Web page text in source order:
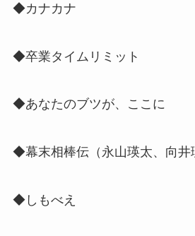
◆カナカナ
◆卒業タイムリミット
◆あなたのブツが、ここに
◆幕末相棒伝（ 永山瑛太、向井
◆しもべえ